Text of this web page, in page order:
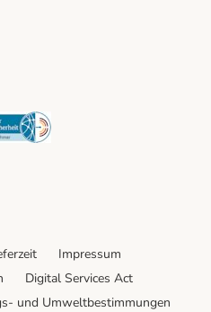
Security
Impressum
Digital Services Act
und Umweltbestimmungen